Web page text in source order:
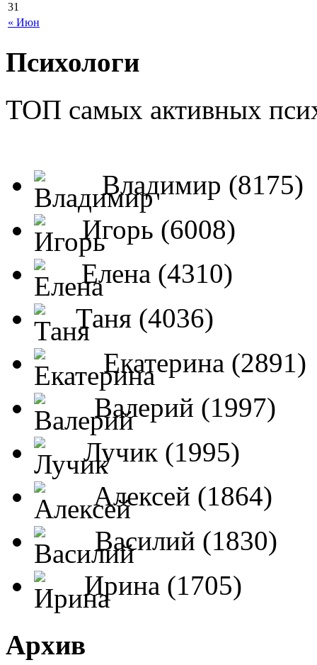
« Июн
31
Психологи
ТОП самых активных
Владимир (8175)
Игорь (6008)
Елена (4310)
Таня (4036)
Екатерина (2891)
Валерий (1997)
Лучик (1995)
Алексей (1864)
Василий (1830)
Ирина (1705)
Архив